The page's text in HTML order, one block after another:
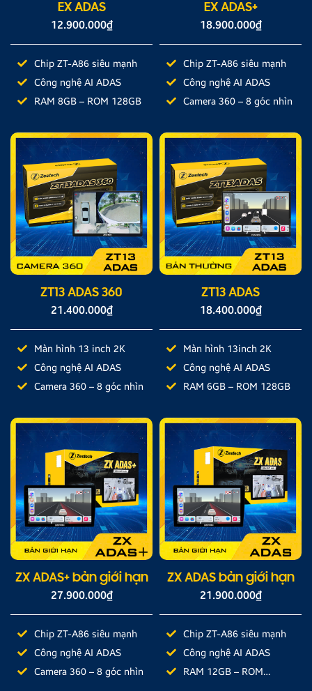
EX ADAS
12.900.000₫
Chip ZT-A86 siêu mạnh
Công nghệ AI ADAS
RAM 8GB – ROM 128GB
EX ADAS+
18.900.000₫
Chip ZT-A86 siêu mạnh
Công nghệ AI ADAS
Camera 360 – 8 góc nhìn
ZT13 ADAS 360
21.400.000₫
Màn hình 13 inch 2K
Công nghệ AI ADAS
Camera 360 – 8 góc nhìn
ZT13 ADAS
18.400.000₫
Màn hình 13inch 2K
Công nghệ AI ADAS
RAM 6GB – ROM 128GB
ZX ADAS+ bản giới hạn
27.900.000₫
Chip ZT-A86 siêu mạnh
Công nghệ AI ADAS
Camera 360 – 8 góc nhìn
ZX ADAS bản giới hạn
21.900.000₫
Chip ZT-A86 siêu mạnh
Công nghệ AI ADAS
RAM 12GB – ROM